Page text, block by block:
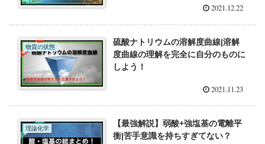
2021.12.22
物質の状態
硫酸ナトリウムの溶解度曲線|溶解
度曲線の理解を完全に自分のものに
しよう！
2021.11.23
理論化学
【最強解説】弱酸+強塩基の電離平
衡|苦手意識を持ちすぎてない？